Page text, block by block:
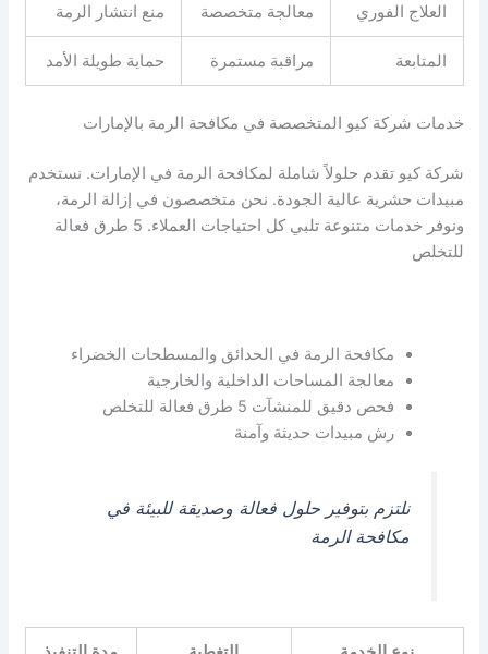
العلاج الفوري معالجة متخصصة منع انتشار الرمة
المتابعة مراقبة مستمرة حماية طويلة الأمد
خدمات شركة كيو المتخصصة في مكافحة الرمة بالإمارات
شركة كيو تقدم حلولاً شاملة لمكافحة الرمة في الإمارات. نستخدم
مبيدات حشرية عالية الجودة. نحن متخصصون في إزالة الرمة،
ونوفر خدمات متنوعة تلبي كل احتياجات العملاء. 5 طرق فعالة
للتخلص
مكافحة الرمة في الحدائق والمسطحات الخضراء
معالجة المساحات الداخلية والخارجية
فحص دقيق للمنشآت 5 طرق فعالة للتخلص
رش مبيدات حديثة وآمنة
نلتزم بتوفير حلول فعالة وصديقة للبيئة في
مكافحة الرمة